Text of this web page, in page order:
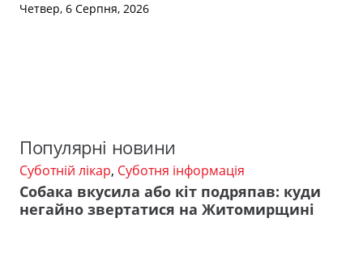
Четвер, 6 Серпня, 2026
Популярні новини
Суботній лікар, Суботня інформація
Собака вкусила або кіт подряпав: куди
негайно звертатися на Житомирщині